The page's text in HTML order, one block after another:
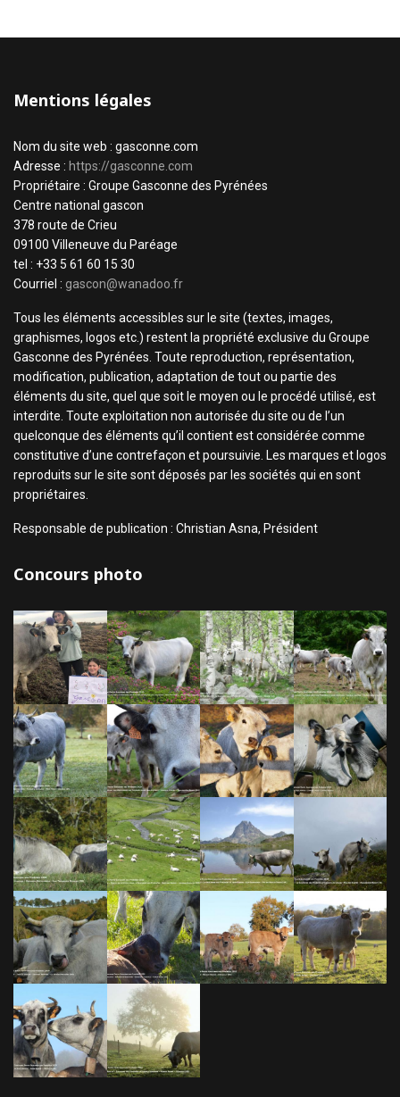
Mentions légales
Nom du site web : gasconne.com
Adresse : https://gasconne.com
Propriétaire : Groupe Gasconne des Pyrénées
Centre national gascon
378 route de Crieu
09100 Villeneuve du Paréage
tel : +33 5 61 60 15 30
Courriel : gascon@wanadoo.fr
Tous les éléments accessibles sur le site (textes, images,
graphismes, logos etc.) restent la propriété exclusive du Groupe
Gasconne des Pyrénées. Toute reproduction, représentation,
modification, publication, adaptation de tout ou partie des
éléments du site, quel que soit le moyen ou le procédé utilisé, est
interdite. Toute exploitation non autorisée du site ou de l’un
quelconque des éléments qu’il contient est considérée comme
constitutive d’une contrefaçon et poursuivie. Les marques et logos
reproduits sur le site sont déposés par les sociétés qui en sont
propriétaires.
Responsable de publication : Christian Asna, Président
Concours photo